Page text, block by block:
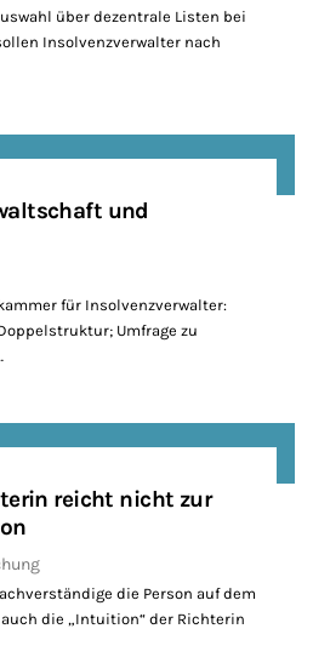
über dezentrale Listen bei
Insolvenzverwalter nach
und
für Insolvenzverwalter:
Umfrage zu
reicht nicht zur
die Person auf dem
die „Intuition“ der Richterin